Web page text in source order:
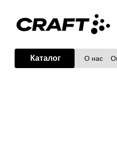
Каталог О нас
Блог